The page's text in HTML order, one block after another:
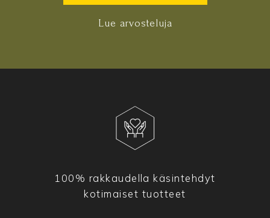
Lue arvosteluja
100% rakkaudella käsintehdyt
kotimaiset tuotteet